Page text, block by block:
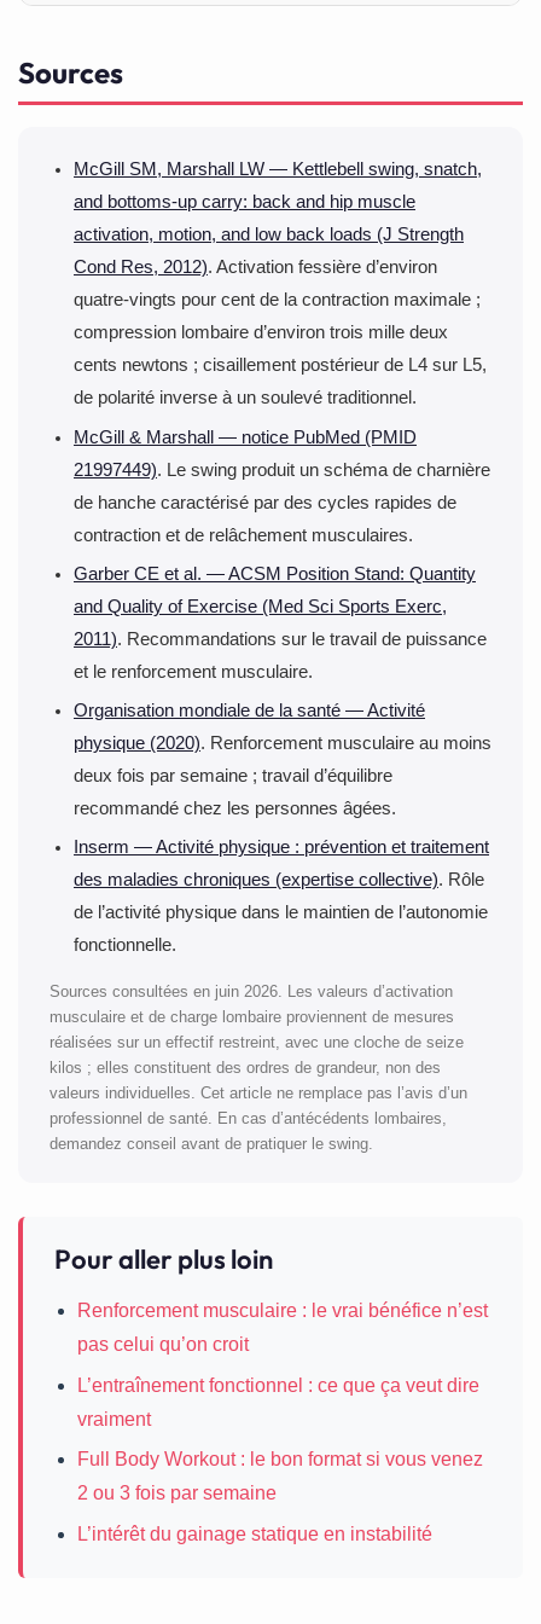
bénéfice et introduit un risque inutile.
au coach de vérifier votre charnière de hanche dès la
première séance : un swing mal exécuté ne se voit pas
Sources
McGill SM, Marshall LW — Kettlebell swing, snatch,
and bottoms-up carry: back and hip muscle
activation, motion, and low back loads (J Strength
Cond Res, 2012). Activation fessière d’environ
quatre-vingts pour cent de la contraction maximale ;
compression lombaire d’environ trois mille deux
cents newtons ; cisaillement postérieur de L4 sur L5,
de polarité inverse à un soulevé traditionnel.
McGill & Marshall — notice PubMed (PMID
21997449). Le swing produit un schéma de charnière
de hanche caractérisé par des cycles rapides de
contraction et de relâchement musculaires.
Garber CE et al. — ACSM Position Stand: Quantity
and Quality of Exercise (Med Sci Sports Exerc,
2011). Recommandations sur le travail de puissance
et le renforcement musculaire.
Organisation mondiale de la santé — Activité
physique (2020). Renforcement musculaire au moins
deux fois par semaine ; travail d’équilibre
recommandé chez les personnes âgées.
Inserm — Activité physique : prévention et traitement
des maladies chroniques (expertise collective). Rôle
de l’activité physique dans le maintien de l’autonomie
fonctionnelle.
Sources consultées en juin 2026. Les valeurs d’activation
musculaire et de charge lombaire proviennent de mesures
réalisées sur un effectif restreint, avec une cloche de seize
kilos ; elles constituent des ordres de grandeur, non des
valeurs individuelles. Cet article ne remplace pas l’avis d’un
professionnel de santé. En cas d’antécédents lombaires,
demandez conseil avant de pratiquer le swing.
Pour aller plus loin
Renforcement musculaire : le vrai bénéfice n’est
pas celui qu’on croit
L’entraînement fonctionnel : ce que ça veut dire
vraiment
Full Body Workout : le bon format si vous venez
2 ou 3 fois par semaine
L’intérêt du gainage statique en instabilité